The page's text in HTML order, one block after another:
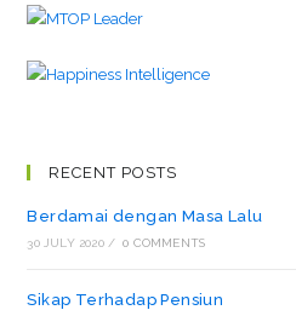
RECENT POSTS
Berdamai dengan Masa Lalu
30 JULY 2020 / 0 COMMENTS
Sikap Terhadap Pensiun